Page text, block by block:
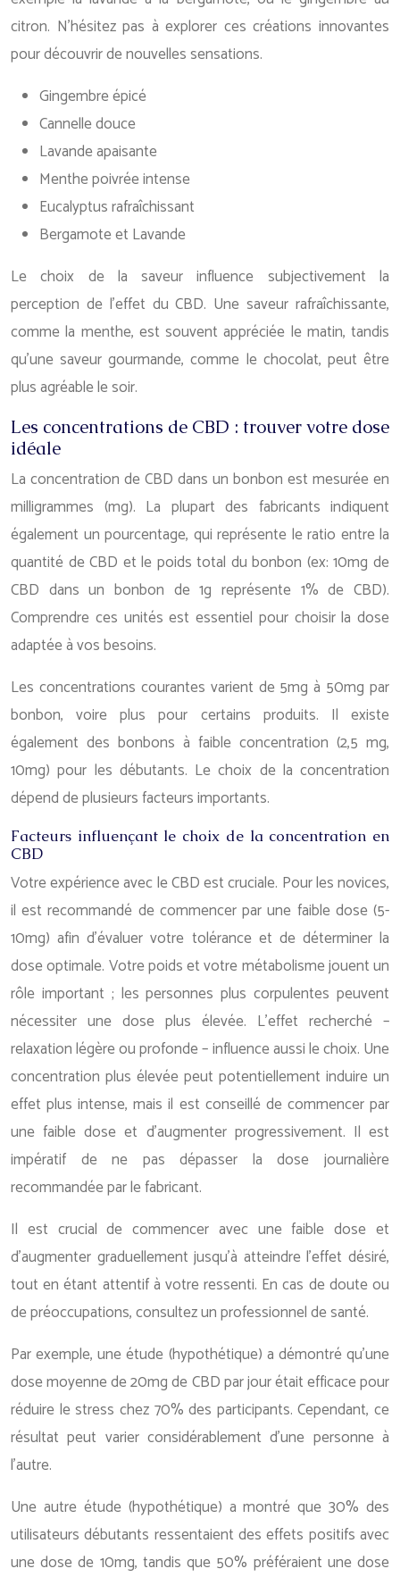
citron. N’hésitez pas à explorer ces créations innovantes
pour découvrir de nouvelles sensations.
Gingembre épicé
Cannelle douce
Lavande apaisante
Menthe poivrée intense
Eucalyptus rafraîchissant
Bergamote et Lavande
Le choix de la saveur influence subjectivement la
perception de l’effet du CBD. Une saveur rafraîchissante,
comme la menthe, est souvent appréciée le matin, tandis
qu’une saveur gourmande, comme le chocolat, peut être
plus agréable le soir.
Les concentrations de CBD : trouver votre dose
idéale
La concentration de CBD dans un bonbon est mesurée en
milligrammes (mg). La plupart des fabricants indiquent
également un pourcentage, qui représente le ratio entre la
quantité de CBD et le poids total du bonbon (ex: 10mg de
CBD dans un bonbon de 1g représente 1% de CBD).
Comprendre ces unités est essentiel pour choisir la dose
adaptée à vos besoins.
Les concentrations courantes varient de 5mg à 50mg par
bonbon, voire plus pour certains produits. Il existe
également des bonbons à faible concentration (2,5 mg,
10mg) pour les débutants. Le choix de la concentration
dépend de plusieurs facteurs importants.
Facteurs influençant le choix de la concentration en
CBD
Votre expérience avec le CBD est cruciale. Pour les novices,
il est recommandé de commencer par une faible dose (5-
10mg) afin d’évaluer votre tolérance et de déterminer la
dose optimale. Votre poids et votre métabolisme jouent un
rôle important ; les personnes plus corpulentes peuvent
nécessiter une dose plus élevée. L’effet recherché –
relaxation légère ou profonde – influence aussi le choix. Une
concentration plus élevée peut potentiellement induire un
effet plus intense, mais il est conseillé de commencer par
une faible dose et d’augmenter progressivement. Il est
impératif de ne pas dépasser la dose journalière
recommandée par le fabricant.
Il est crucial de commencer avec une faible dose et
d’augmenter graduellement jusqu’à atteindre l’effet désiré,
tout en étant attentif à votre ressenti. En cas de doute ou
de préoccupations, consultez un professionnel de santé.
Par exemple, une étude (hypothétique) a démontré qu’une
dose moyenne de 20mg de CBD par jour était efficace pour
réduire le stress chez 70% des participants. Cependant, ce
résultat peut varier considérablement d’une personne à
l’autre.
Une autre étude (hypothétique) a montré que 30% des
utilisateurs débutants ressentaient des effets positifs avec
une dose de 10mg, tandis que 50% préféraient une dose